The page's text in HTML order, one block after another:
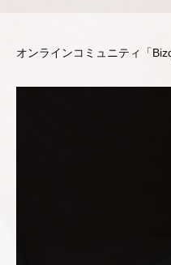
オンラインコミュニティ「